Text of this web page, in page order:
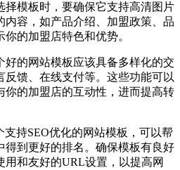
择模板时，要确保它支持高清图片
内容，如产品介绍、加盟政策、品
的加盟店特色和优势。
好的网站模板应该具备多样化的交
馈、在线支付等。这些功能可以
你的加盟店的互动性，进而提高转
支持SEO优化的网站模板，可以帮
得到更好的排名。确保模板有良好
用和友好的URL设置，以提高网